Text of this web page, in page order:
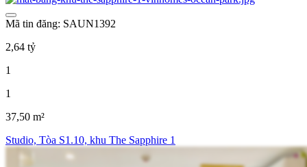
Mã tin đăng: SAUN1392
2,64 tỷ
1
1
37,50 m²
Studio, Tòa S1.10, khu The Sapphire 1